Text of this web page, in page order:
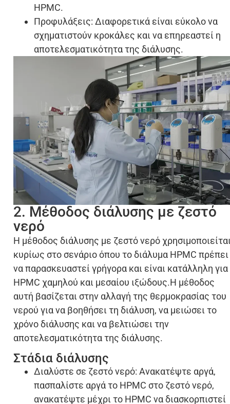
HPMC.
Προφυλάξεις: Διαφορετικά είναι εύκολο να
σχηματιστούν κροκάλες και να επηρεαστεί η
αποτελεσματικότητα της διάλυσης.
2. Μέθοδος διάλυσης με ζεστό
νερό
Η μέθοδος διάλυσης με ζεστό νερό
κυρίως στο σενάριο όπου το διάλυμα HPMC πρέπει
να παρασκευαστεί γρήγορα και είναι κατάλληλη για
HPMC χαμηλού και μεσαίου ιξώδους.Η μέθοδος
αυτή βασίζεται στην αλλαγή της θερμοκρασίας του
νερού για να βοηθήσει τη διάλυση, να μειώσει το
χρόνο διάλυσης και να βελτιώσει την
αποτελεσματικότητα της διάλυσης.
Στάδια διάλυσης
Διαλύστε σε ζεστό νερό: Ανακατέψτε αργά,
πασπαλίστε αργά το HPMC στο ζεστό νερό,
ανακατέψτε μέχρι το HPMC να διασκορπιστεί